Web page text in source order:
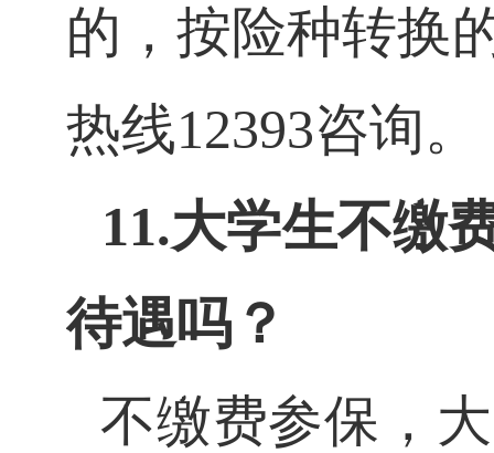
的，按险种转换
热线12393咨询。
11.大学生不缴
待遇吗？
不缴费参保，